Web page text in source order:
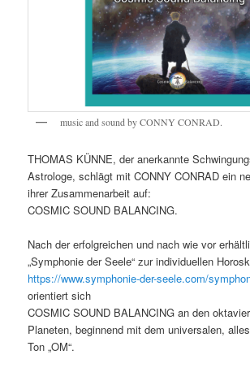
music and sound by CONNY CONRAD.
THOMAS KÜNNE, der anerkannte
Astrologe, schlägt mit CONNY CONRAD ein
ihrer Zusammenarbeit auf:
COSMIC SOUND BALANCING.
Nach der erfolgreichen und nach wie vor
„Symphonie der Seele“ zur individuellen
https://www.symphonie-der-seele.com/
orientiert sich
COSMIC SOUND BALANCING an den
Planeten, beginnend mit dem universalen,
Ton „OM“.